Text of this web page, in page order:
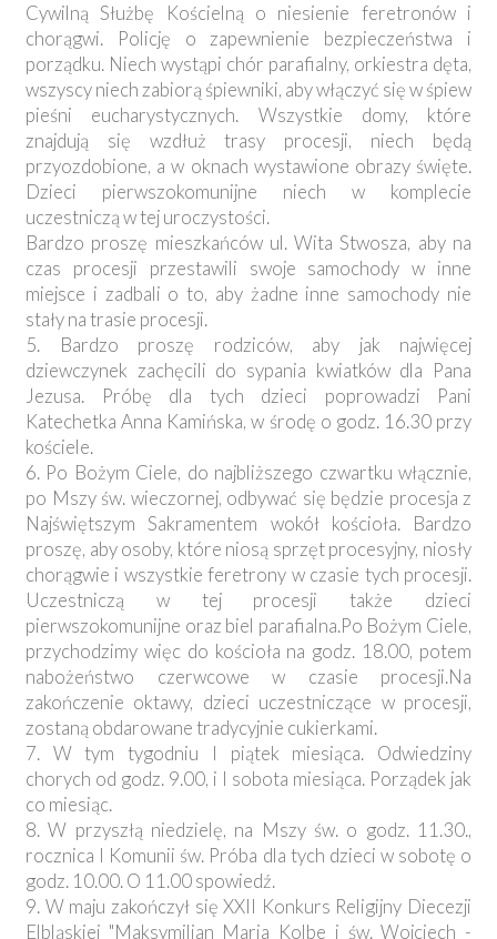
Cywilną Służbę Kościelną o niesienie feretronów i
chorągwi. Policję o zapewnienie bezpieczeństwa i
porządku. Niech wystąpi chór parafialny, orkiestra dęta,
wszyscy niech zabiorą śpiewniki, aby włączyć się w śpiew
pieśni eucharystycznych. Wszystkie domy, które
znajdują się wzdłuż trasy procesji, niech będą
przyozdobione, a w oknach wystawione obrazy święte.
Dzieci pierwszokomunijne niech w komplecie
uczestniczą w tej uroczystości.
Bardzo proszę mieszkańców ul. Wita Stwosza, aby na
czas procesji przestawili swoje samochody w inne
miejsce i zadbali o to, aby żadne inne samochody nie
stały na trasie procesji.
5. Bardzo proszę rodziców, aby jak najwięcej
dziewczynek zachęcili do sypania kwiatków dla Pana
Jezusa. Próbę dla tych dzieci poprowadzi Pani
Katechetka Anna Kamińska, w środę o godz. 16.30 przy
kościele.
6. Po Bożym Ciele, do najbliższego czwartku włącznie,
po Mszy św. wieczornej, odbywać się będzie procesja z
Najświętszym Sakramentem wokół kościoła. Bardzo
proszę, aby osoby, które niosą sprzęt procesyjny, niosły
chorągwie i wszystkie feretrony w czasie tych procesji.
Uczestniczą w tej procesji także dzieci
pierwszokomunijne oraz biel parafialna.Po Bożym Ciele,
przychodzimy więc do kościoła na godz. 18.00, potem
nabożeństwo czerwcowe w czasie procesji.Na
zakończenie oktawy, dzieci uczestniczące w procesji,
zostaną obdarowane tradycyjnie cukierkami.
7. W tym tygodniu I piątek miesiąca. Odwiedziny
chorych od godz. 9.00, i I sobota miesiąca. Porządek jak
co miesiąc.
8. W przyszłą niedzielę, na Mszy św. o godz. 11.30.,
rocznica I Komunii św. Próba dla tych dzieci w sobotę o
godz. 10.00. O 11.00 spowiedź.
9. W maju zakończył się XXII Konkurs Religijny Diecezji
Elbląskiej "Maksymilian Maria Kolbe i św. Wojciech -